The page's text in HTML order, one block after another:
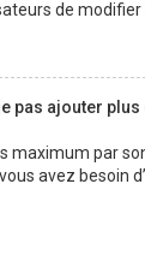
de modifier
pas ajouter plus
maximum par
avez besoin